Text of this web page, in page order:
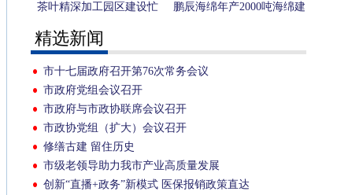
茶叶精深加工园区建设忙
鹏辰海绵年产2000吨海绵建
精选新闻
市十七届政府召开第76次常务会议
市政府党组会议召开
市政府与市政协联席会议召开
市政协党组（扩大）会议召开
修缮古建 留住历史
市级老领导助力我市产业高质量发展
创新“直播+政务”新模式 医保报销政策直达